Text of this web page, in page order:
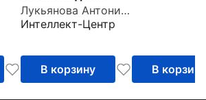
мальчиков и
девочек
Лукьянова Антонина Владимировна
Интеллект-Центр
В корзину В корзину